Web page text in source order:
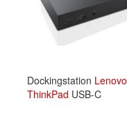
Dockingstation Lenovo
ThinkPad USB-C